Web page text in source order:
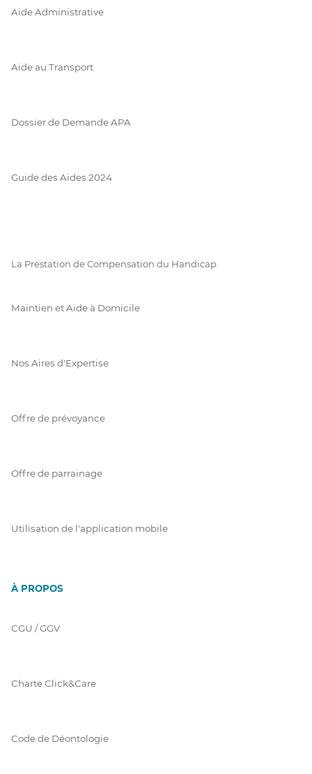
Aide Administrative
Aide au Transport
Dossier de Demande APA
Guide des Aides 2024
La Prestation de Compensation du Handicap
Maintien et Aide à Domicile
Nos Aires d'Expertise
Offre de prévoyance
Offre de parrainage
Utilisation de l'application mobile
À PROPOS
CGU / GGV
Charte Click&Care
Code de Déontologie